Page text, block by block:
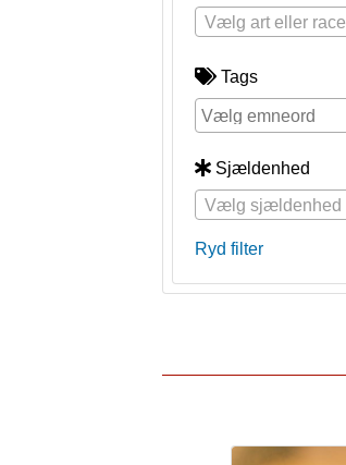
Vælg art eller race
Tags
Sjældenhed
Vælg sjældenhed
Ryd filter